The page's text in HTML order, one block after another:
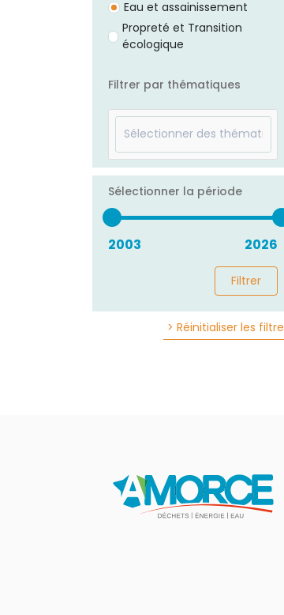
Eau et assainissement
Propreté et Transition
écologique
Filtrer par thématiques
Sélectionner la période
2003 2026
Filtrer
> Réinitialiser les